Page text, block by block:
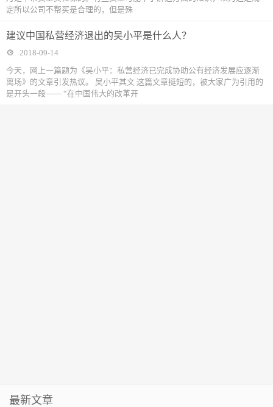
定所以公司不帮买是合理的，但是殊
建议中国私营经济退出的吴小平是什么人？
2018-09-14
今天，网上一篇题为《吴小平：私营经济已完成协助公有经济发展应逐渐
离场》的文章引发热议。 吴小平其文 这篇文章挺短的，被大家广为引用的
是开头一段—— “在中国伟大的改革开
最新文章